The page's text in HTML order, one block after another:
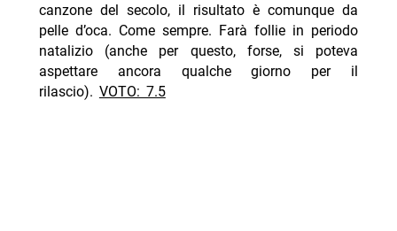
canzone del secolo, il risultato è comunque da
pelle d’oca. Come sempre. Farà follie in periodo
natalizio (anche per questo, forse, si poteva
aspettare ancora qualche giorno per il
rilascio). VOTO: 7.5